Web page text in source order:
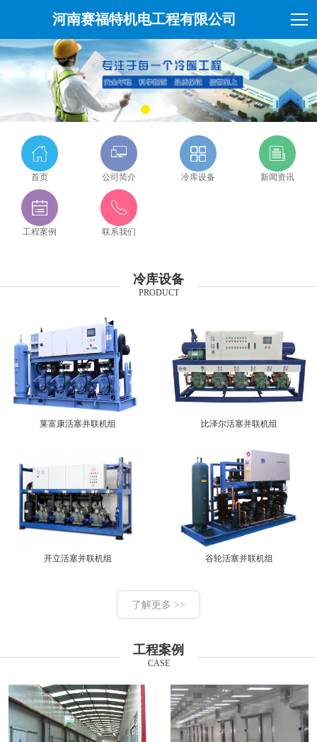
河南赛福特机电工程有限公司
首页 公司简介 冷库设备 新闻资讯
工程案例 联系我们
冷库设备
PRODUCT
莱富康活塞并联机组 比泽尔活塞并联机组
开立活塞并联机组 谷轮活塞并联机组
了解更多 >>
工程案例
CASE